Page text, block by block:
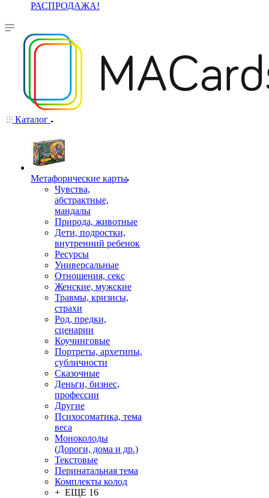
РАСПРОДАЖА!
Каталог
Mетафорические карты
Чувства,
абстрактные,
мандалы
Природа, животные
Дети, подростки,
внутренний ребенок
Ресурсы
Универсальные
Отношения, секс
Женские, мужские
Травмы, кризисы,
страхи
Род, предки,
сценарии
Коучинговые
Портреты, архетипы,
субличности
Сказочные
Деньги, бизнес,
профессии
Другие
Психосоматика, тема
веса
Моноколоды
(Дороги, дома и др.)
Текстовые
Перинатальная тема
Комплекты колод
+ ЕЩЕ 16